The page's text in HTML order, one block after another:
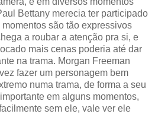
Bettany merecia ter participado
são tão expressivos
a roubar a atenção pra si, e
mais cenas poderia até dar
na trama. Morgan Freeman
fazer um personagem bem
numa trama, de forma a seu
em alguns momentos,
sem ele, vale ver ele